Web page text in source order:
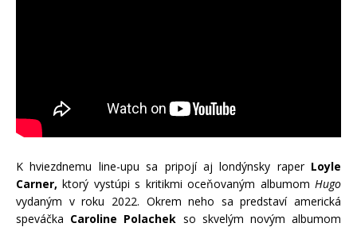
K hviezdnemu line-upu sa pripojí aj londýnsky raper Loyle
Carner, ktorý vystúpi s kritikmi oceňovaným albumom Hugo
vydaným v roku 2022. Okrem neho sa predstaví americká
speváčka Caroline Polachek so skvelým novým albumom